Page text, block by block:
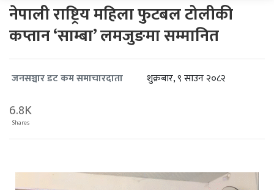
नेपाली राष्ट्रिय महिला फुटबल टोलीकी
कप्तान ‘साम्बा’ लमजुङमा सम्मानित
जनसञ्चार डट कम समाचारदाता शुक्रबार, ९ साउन २०८२
6.8K
Shares